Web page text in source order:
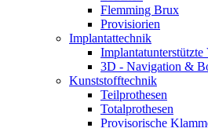
Flemming Brux
Provisiorien
Implantat­technik
Implantat­unterstützte
3D - Navigation &
Kunststoff­technik
Teilprothesen
Totalprothesen
Provisorische